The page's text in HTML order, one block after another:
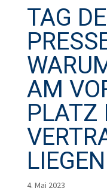
TAG
AM
PLATZ
LIEGEN
4. Mai 2023